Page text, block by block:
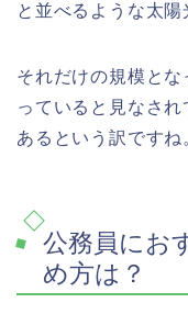
と並べるような太陽
それだけの規模と
っていると見なさ
あるという訳ですね
公務員にお
め方は？